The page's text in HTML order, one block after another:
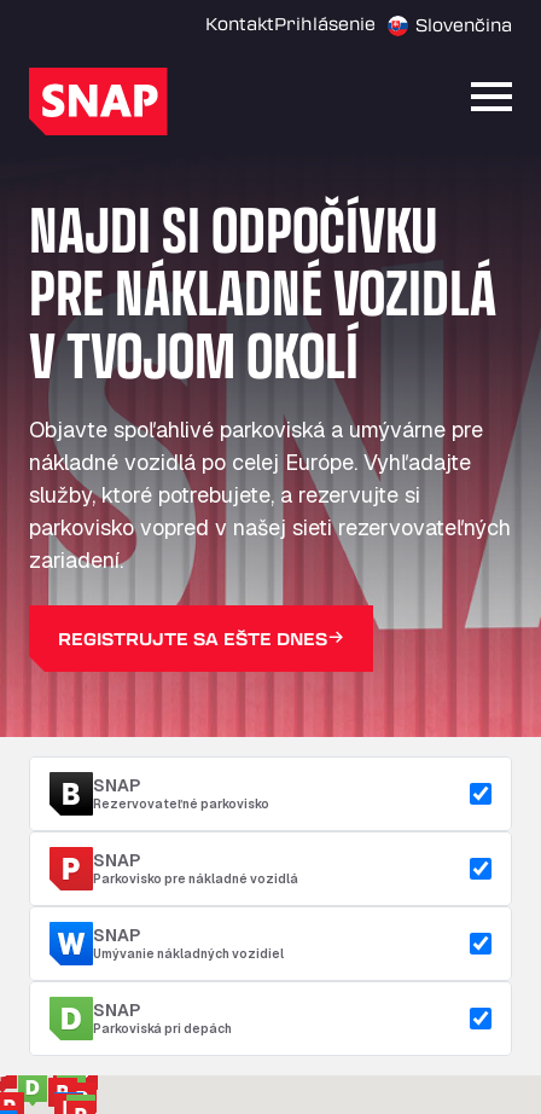
KontaktPrihlásenie Slovenčina
NAJDI SI ODPOČÍVKU
PRE NÁKLADNÉ VOZIDLÁ
V TVOJOM OKOLÍ
Objavte spoľahlivé parkoviská a umývárne pre
nákladné vozidlá po celej Európe. Vyhľadajte
služby, ktoré potrebujete, a rezervujte si
parkovisko vopred v našej sieti rezervovateľných
zariadení.
REGISTRUJTE SA EŠTE DNES
SNAP
Rezervovateľné parkovisko
SNAP
Parkovisko pre nákladné vozidlá
SNAP
Umývanie nákladných vozidiel
SNAP
Parkoviská pri depách